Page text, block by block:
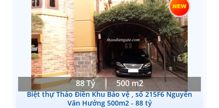
88 Tỷ 500 m2
Biệt thự Thảo Điền Khu Bảo vệ , số 215F6 Nguyễn
Văn Hưởng 500m2 - 88 tỷ